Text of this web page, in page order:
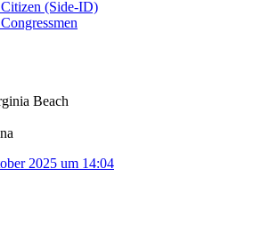
Beach
2025 um 14:04